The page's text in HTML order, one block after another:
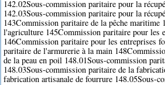
142.02Sous-commission paritaire pour la
142.03Sous-commission paritaire pour la
143Commission paritaire de la pêche maritime
l'agriculture 145Commission paritaire pour les
146Commission paritaire pour les entreprises
paritaire de l'armurerie à la main
de la peau en poil 148.01Sous-commission
148.03Sous-commission paritaire de la
fabrication artisanale de fourrure 148.05Sous-